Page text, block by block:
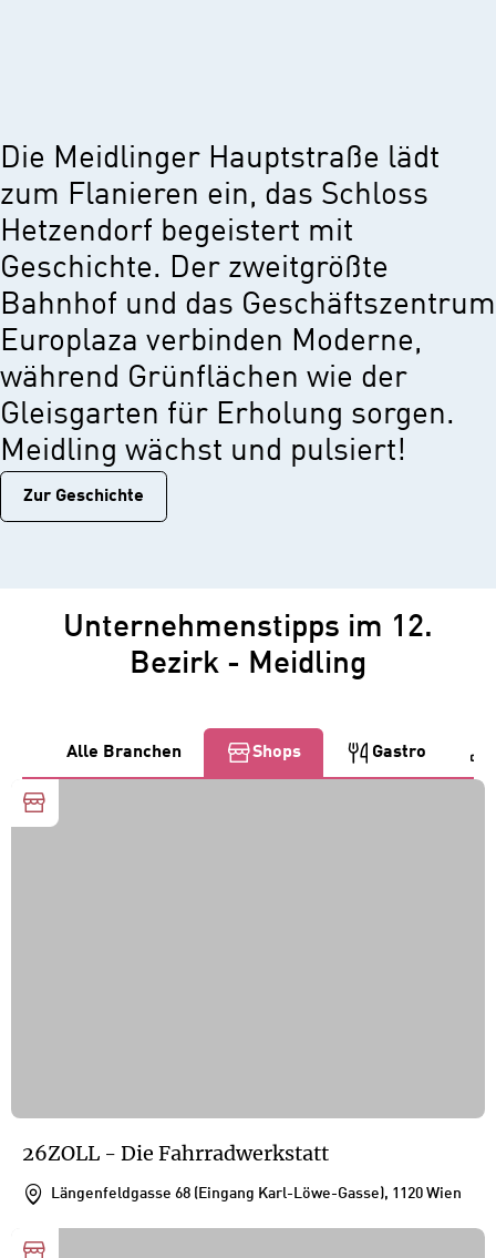
Die Meidlinger Hauptstraße lädt
zum Flanieren ein, das Schloss
Hetzendorf begeistert mit
Geschichte. Der zweitgrößte
Bahnhof und das Geschäftszentrum
Europlaza verbinden Moderne,
während Grünflächen wie der
Gleisgarten für Erholung sorgen.
Meidling wächst und pulsiert!
Zur Geschichtе
Unternehmenstipps im 12.
Bezirk - Meidling
Alle Branchen Shops Gastro
26ZOLL - Die Fahrradwerkstatt
Längenfeldgasse 68 (Eingang Karl-Löwe-Gasse), 1120 Wien